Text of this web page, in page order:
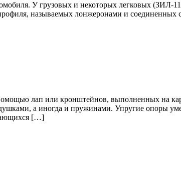
У грузовых и некоторых легковых (ЗИЛ-
называемых лонжеронами и соединенных
лап или кронштейнов, выполненных на
а иногда и пружинами. Упругие опоры
[…]